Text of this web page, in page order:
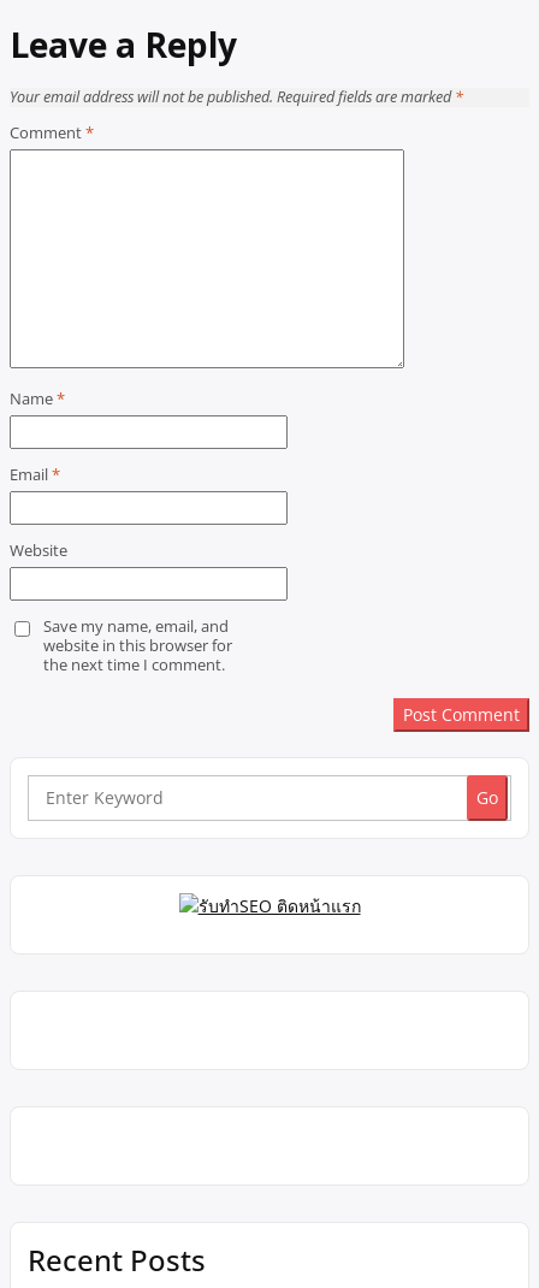
Leave a Reply
Your email address will not be published. Required fields are marked*
Comment*
Name*
Email*
Website
Save my name, email, and
website in this browser for
the next time I comment.
Search
Recent Posts